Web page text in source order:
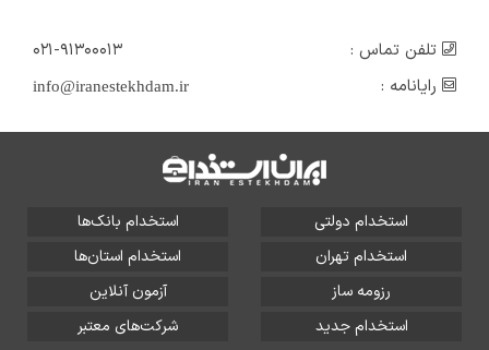
تلفن تماس :
۰۲۱-۹۱۳۰۰۰۱۳
رایانامه :
info@iranestekhdam.ir
استخدام دولتی
استخدام بانک‌ها
استخدام تهران
استخدام استان‌ها
رزومه ساز
آزمون آنلاین
استخدام جدید
شرکت‌های معتبر